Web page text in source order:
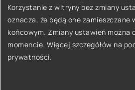
Korzystanie z witryny bez zmiany
oznacza, że będą one zamieszczane
końcowym. Zmiany ustawień można
momencie. Więcej szczegółów na
prywatności.